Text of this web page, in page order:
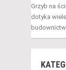
Grzyb na
dotyka